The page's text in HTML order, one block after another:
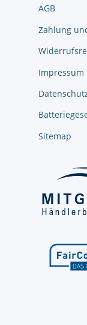
AGB
Zahlung
Impressum
Sitemap